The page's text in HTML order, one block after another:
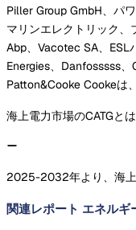
Piller Group GmbH、パ
マリンエレクトリック
Abp、Vacotec SA、ESL
Energies、Danfosssss、
Patton&Cooke Cookeは
海上電力市場のCATGと
2025-2032年より、海上
関連レポート エネルギ